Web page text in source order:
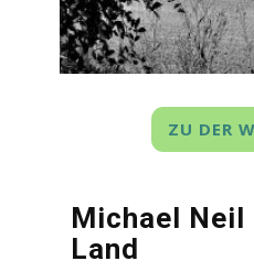
ZU DER
Michael Neil
Land